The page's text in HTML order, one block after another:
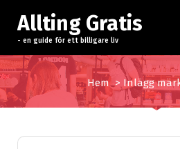
p
a
t
i
Allting Gratis
- en guide för ett billigare liv
Hem> Inlägg